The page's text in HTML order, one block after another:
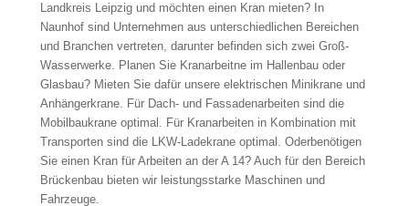
Landkreis Leipzig und möchten einen Kran mieten? In
Naunhof sind Unternehmen aus unterschiedlichen Bereichen
und Branchen vertreten, darunter befinden sich zwei Groß-
Wasserwerke. Planen Sie Kranarbeitne im Hallenbau oder
Glasbau? Mieten Sie dafür unsere elektrischen Minikrane und
Anhängerkrane. Für Dach- und Fassadenarbeiten sind die
Mobilbaukrane optimal. Für Kranarbeiten in Kombination mit
Transporten sind die LKW-Ladekrane optimal. Oderbenötigen
Sie einen Kran für Arbeiten an der A 14? Auch für den Bereich
Brückenbau bieten wir leistungsstarke Maschinen und
Fahrzeuge.